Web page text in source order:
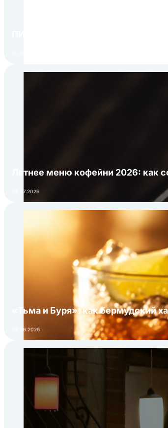
Летнее меню кофейни 2026: как
06.07.2026
«Тьма и Буря»: как бермудский
09.06.2026